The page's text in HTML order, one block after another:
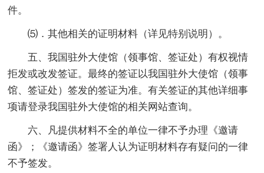
件。
⑸．其他相关的证明材料（详见特别说明）。
五、我国驻外大使馆（领事馆、签证处）有权视情
拒发或改发签证。最终的签证以我国驻外大使馆（领事
馆、签证处）签发的签证为准。有关签证的其他详细事
项请登录我国驻外大使馆的相关网站查询。
六、凡提供材料不全的单位一律不予办理《邀请
函》；《邀请函》签署人认为证明材料存有疑问的一律
不予签发。